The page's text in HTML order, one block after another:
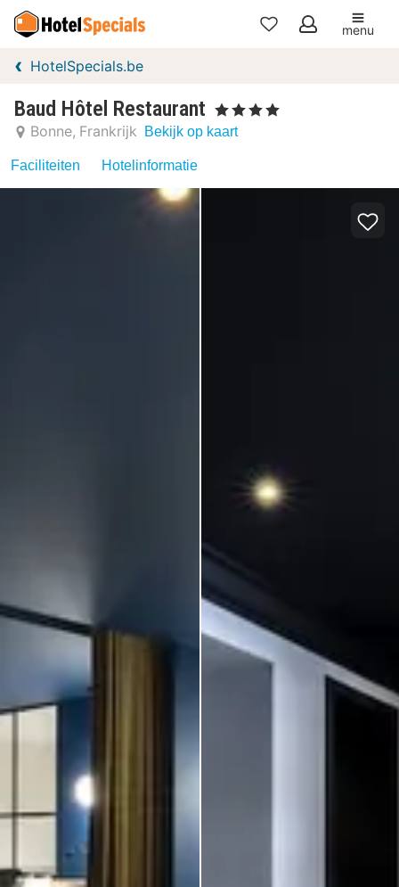
Mijn
menu
HotelSpecials.be
Baud Hôtel Restaurant , 4 Sterren
Bonne Frankrijk Bekijk op kaart
Faciliteiten Hotelinformatie